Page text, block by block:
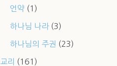
언약(1)
하나님 나라(3)
하나님의 주권 (23)
교리 (161)